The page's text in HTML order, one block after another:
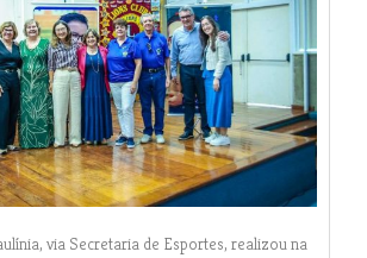
via Secretaria de Esportes, realizou na